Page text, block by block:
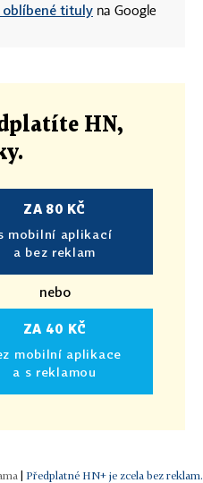
oblíbené tituly na Google
HN,
.
ZA 80 KČ
mobilní aplikací
a bez reklam
nebo
ZA 40 KČ
mobilní aplikace
a s reklamou
| Předplatné HN+ je zcela bez reklam.